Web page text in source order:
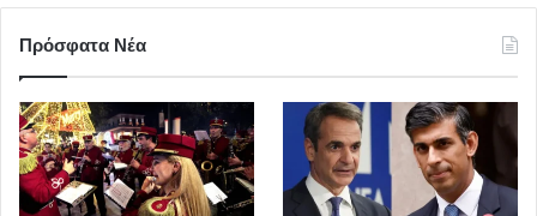
Πρόσφατα Νέα